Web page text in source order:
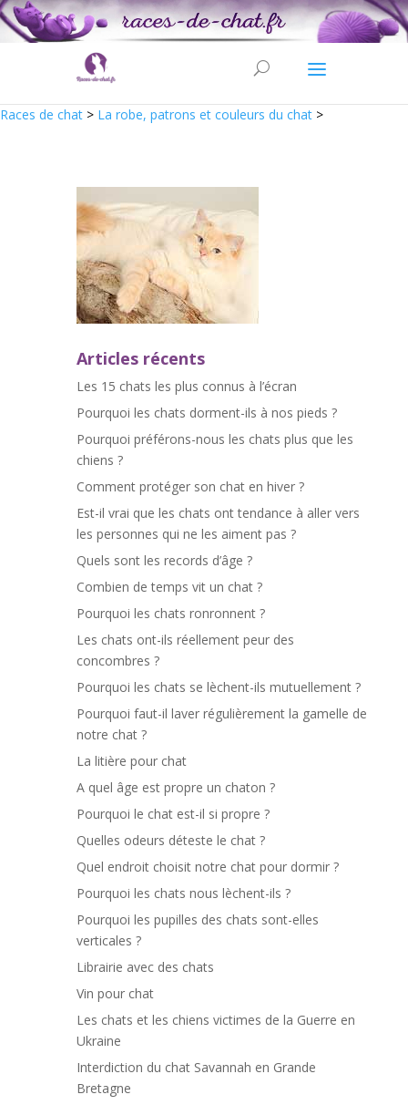
Races de chat > La robe, patrons et couleurs du chat >
Articles récents
Les 15 chats les plus connus à l’écran
Pourquoi les chats dorment-ils à nos pieds ?
Pourquoi préférons-nous les chats plus que les
chiens ?
Comment protéger son chat en hiver ?
Est-il vrai que les chats ont tendance à aller vers
les personnes qui ne les aiment pas ?
Quels sont les records d’âge ?
Combien de temps vit un chat ?
Pourquoi les chats ronronnent ?
Les chats ont-ils réellement peur des
concombres ?
Pourquoi les chats se lèchent-ils mutuellement ?
Pourquoi faut-il laver régulièrement la gamelle de
notre chat ?
La litière pour chat
A quel âge est propre un chaton ?
Pourquoi le chat est-il si propre ?
Quelles odeurs déteste le chat ?
Quel endroit choisit notre chat pour dormir ?
Pourquoi les chats nous lèchent-ils ?
Pourquoi les pupilles des chats sont-elles
verticales ?
Librairie avec des chats
Vin pour chat
Les chats et les chiens victimes de la Guerre en
Ukraine
Interdiction du chat Savannah en Grande
Bretagne